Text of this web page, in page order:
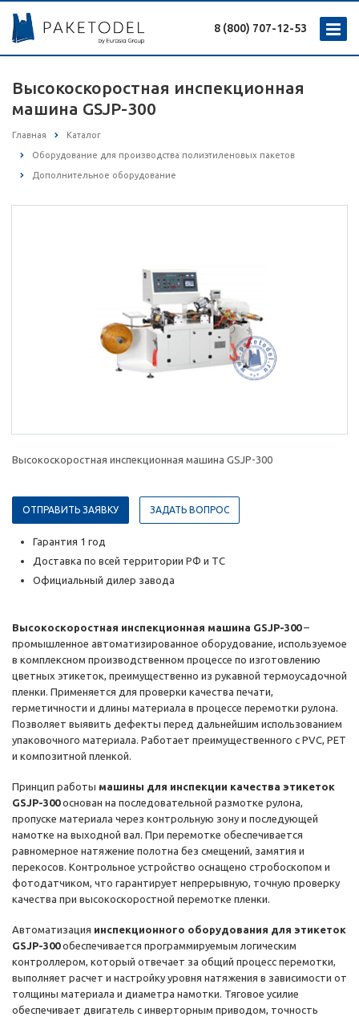
8 (800) 707-12-53
Высокоскоростная инспекционная
машина GSJP-300
Главная Каталог
Оборудование для производства полиэтиленовых пакетов
Дополнительное оборудование
Высокоскоростная инспекционная машина GSJP-300
ОТПРАВИТЬ ЗАЯВКУ ЗАДАТЬ ВОПРОС
Гарантия 1 год
Доставка по всей территории РФ и ТС
Официальный дилер завода
Высокоскоростная инспекционная машина GSJP-300–
промышленное автоматизированное оборудование, используемое
в комплексном производственном процессе по изготовлению
цветных этикеток, преимущественно из рукавной термоусадочной
пленки. Применяется для проверки качества печати,
герметичности и длины материала в процессе перемотки рулона.
Позволяет выявить дефекты перед дальнейшим использованием
упаковочного материала. Работает преимущественного с PVC, PET
и композитной пленкой.
Принцип работы машины для инспекции качества этикеток
GSJP-300основан на последовательной размотке рулона,
пропуске материала через контрольную зону и последующей
намотке на выходной вал. При перемотке обеспечивается
равномерное натяжение полотна без смещений, замятия и
перекосов. Контрольное устройство оснащено стробоскопом и
фотодатчиком, что гарантирует непрерывную, точную проверку
качества при высокоскоростной перемотке пленки.
Автоматизация инспекционного оборудования для этикеток
GSJP-300обеспечивается программируемым логическим
контроллером, который отвечает за общий процесс перемотки,
выполняет расчет и настройку уровня натяжения в зависимости от
толщины материала и диаметра намотки. Тяговое усилие
обеспечивает двигатель с инверторным приводом, точность